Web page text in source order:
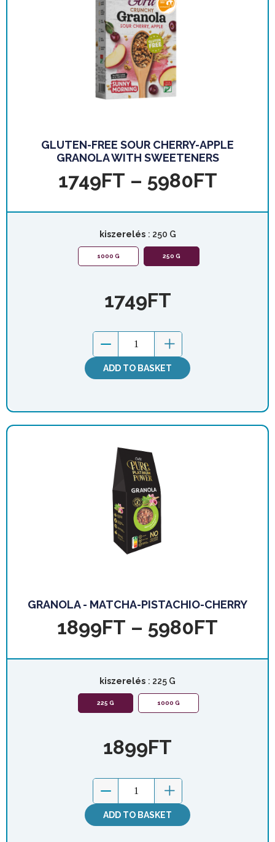
GLUTEN-FREE SOUR CHERRY-APPLE
GRANOLA WITH SWEETENERS
1749FT – 5980FT
kiszerelés : 250 G
1000 G 250 G
1749FT
ADD TO BASKET
GRANOLA - MATCHA-PISTACHIO-CHERRY
1899FT – 5980FT
kiszerelés : 225 G
225 G 1000 G
1899FT
ADD TO BASKET